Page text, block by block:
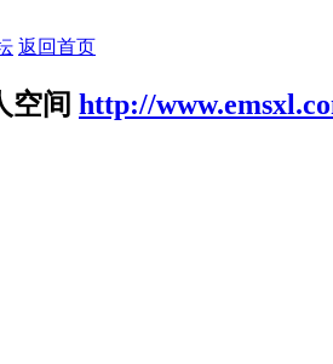
返回首页
空间 http://